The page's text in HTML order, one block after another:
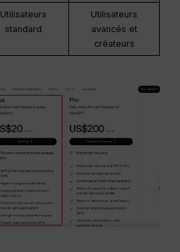
Utilisateurs
standard
Utilisateurs
avancés et
créateurs